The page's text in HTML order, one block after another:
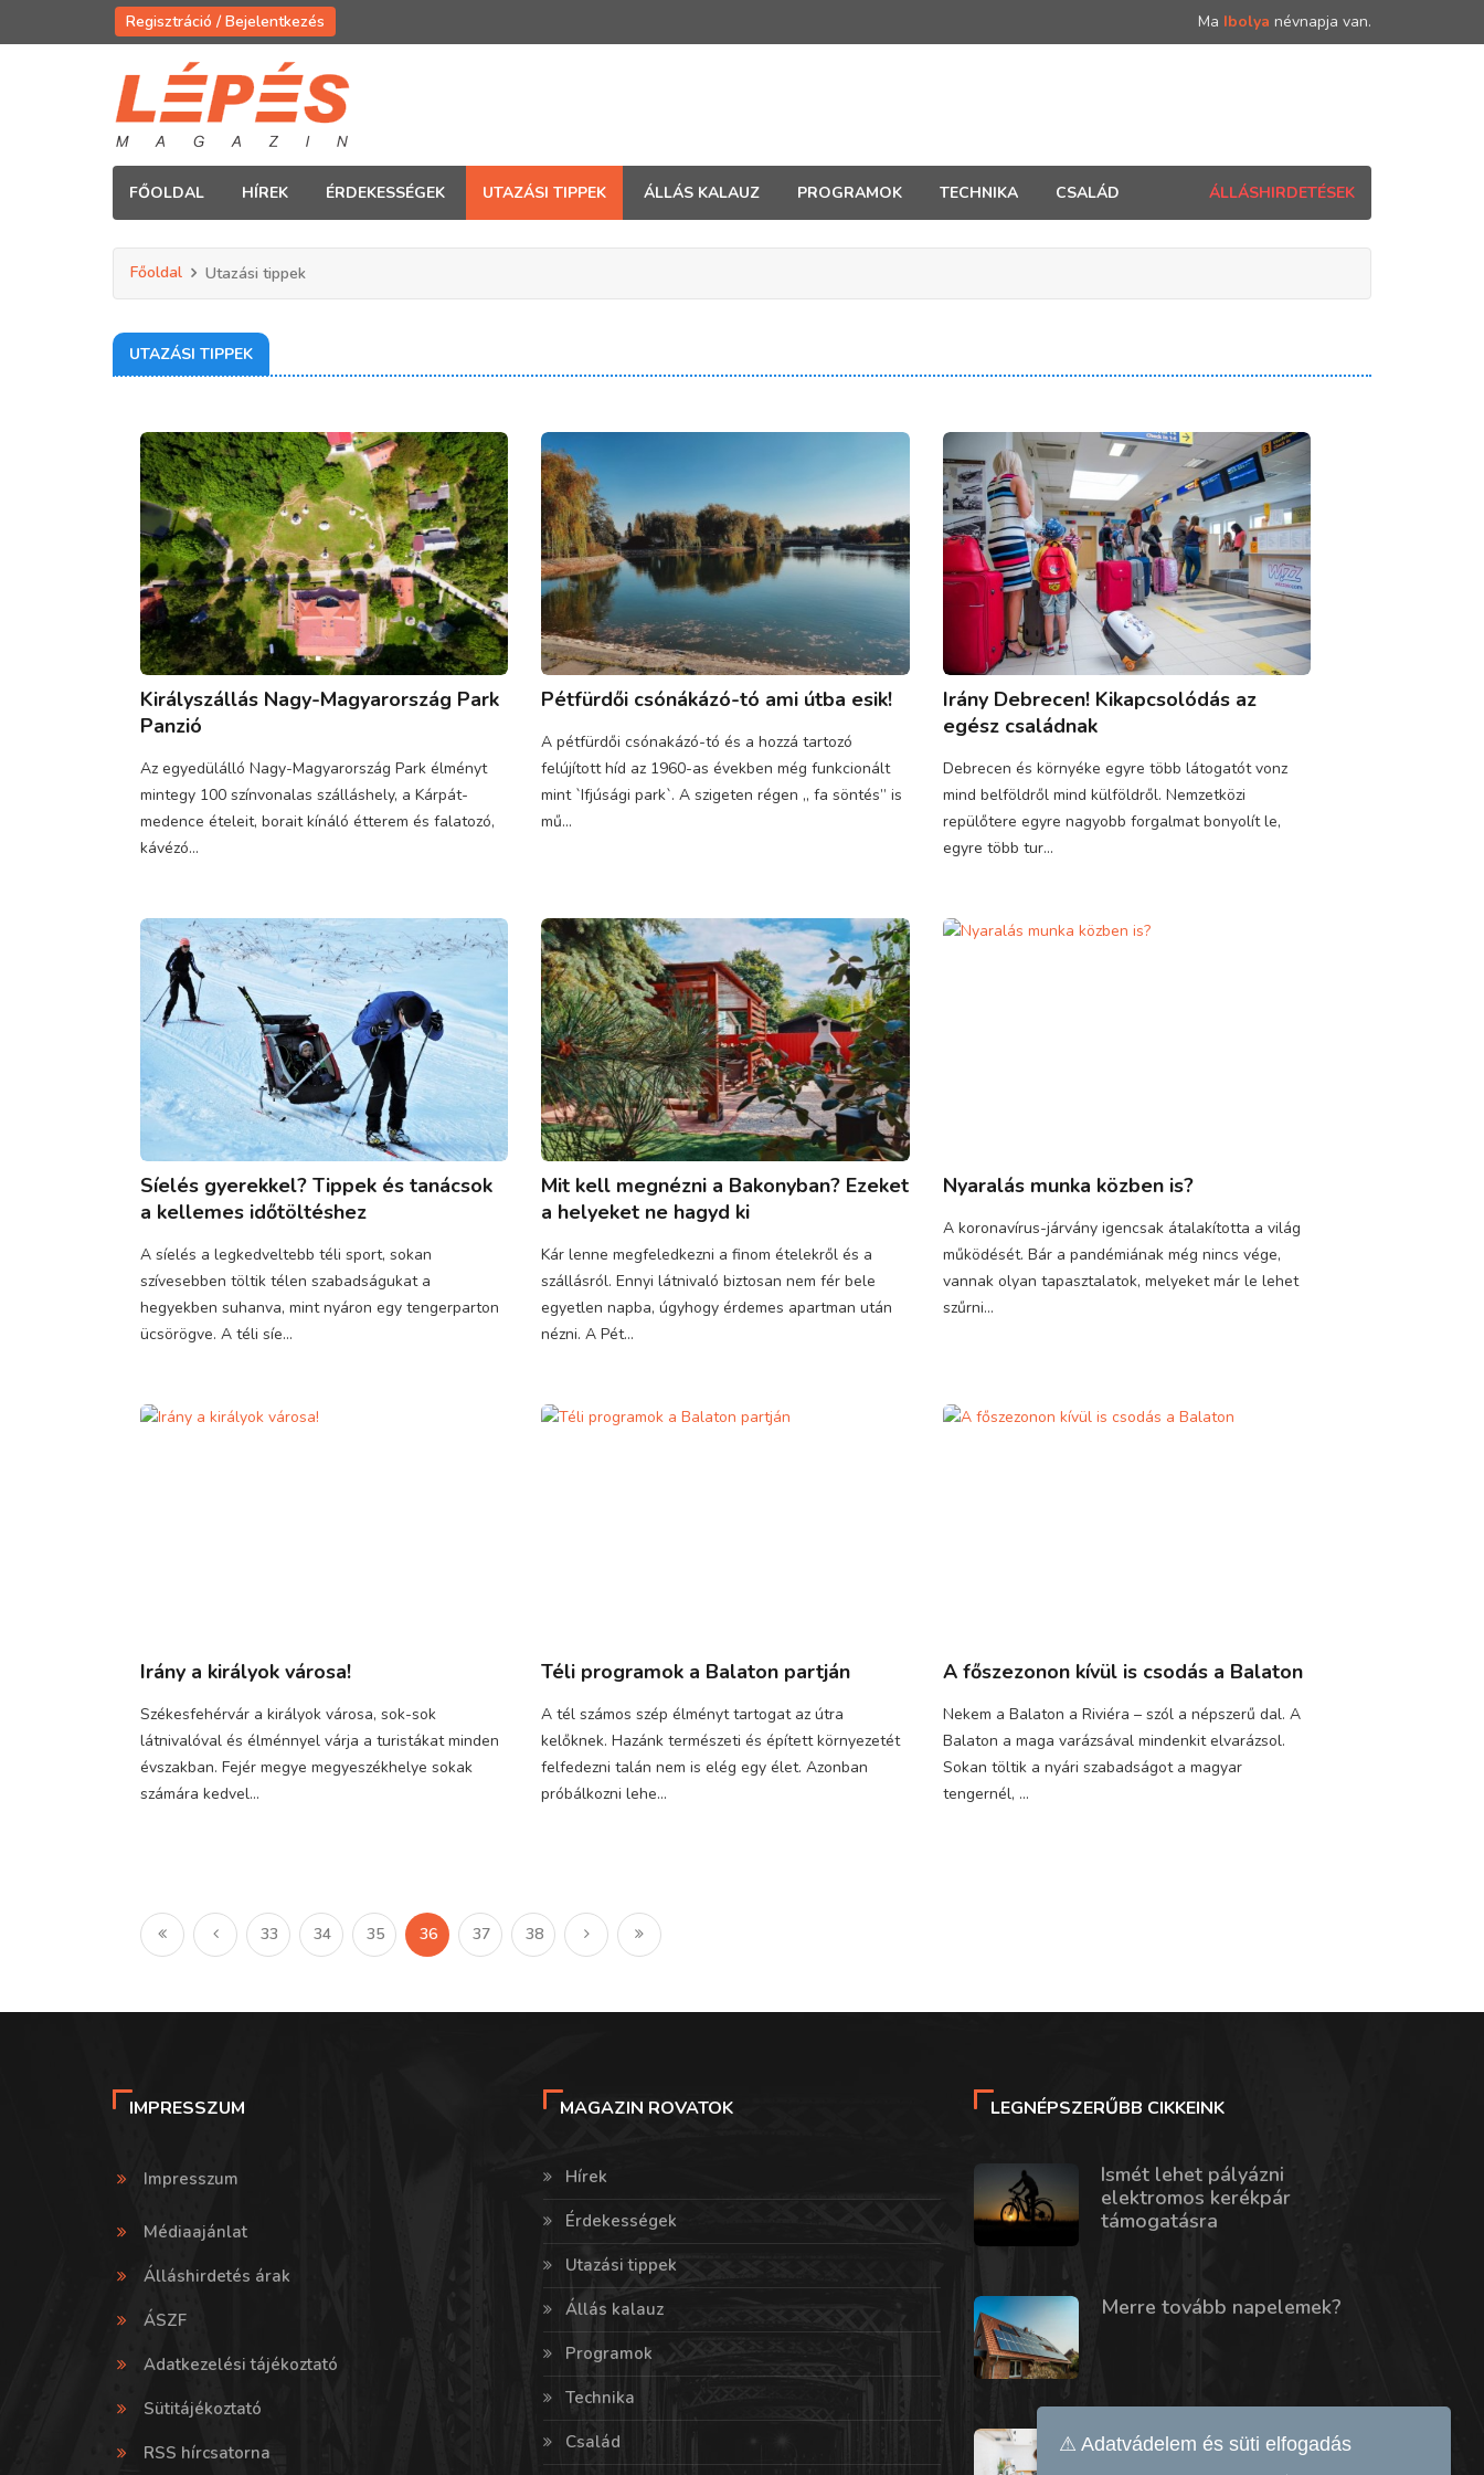
Regisztráció / Bejelentkezés Ma Ibolya névnapja van.
FŐOLDAL HÍREK ÉRDEKESSÉGEK UTAZÁSI TIPPEK ÁLLÁS KALAUZ PROGRAMOK TECHNIKA CSALÁD ÁLLÁSHIRDETÉSEK
Főoldal Utazási tippek
UTAZÁSI TIPPEK
Királyszállás Nagy-Magyarország Park
Panzió
Az egyedülálló Nagy-Magyarország Park élményt
mintegy 100 színvonalas szálláshely, a Kárpát-
medence ételeit, borait kínáló étterem és falatozó,
kávézó...
Pétfürdői csónákázó-tó ami útba esik!
A pétfürdői csónakázó-tó és a hozzá tartozó
felújított híd az 1960-as években még funkcionált
mint `Ifjúsági park`. A szigeten régen „ fa söntés” is
mű...
Irány Debrecen! Kikapcsolódás az
egész családnak
Debrecen és környéke egyre több látogatót vonz
mind belföldről mind külföldről. Nemzetközi
repülőtere egyre nagyobb forgalmat bonyolít le,
egyre több tur...
Síelés gyerekkel? Tippek és tanácsok
a kellemes időtöltéshez
A síelés a legkedveltebb téli sport, sokan
szívesebben töltik télen szabadságukat a
hegyekben suhanva, mint nyáron egy tengerparton
ücsörögve. A téli síe...
Mit kell megnézni a Bakonyban? Ezeket
a helyeket ne hagyd ki
Kár lenne megfeledkezni a finom ételekről és a
szállásról. Ennyi látnivaló biztosan nem fér bele
egyetlen napba, úgyhogy érdemes apartman után
nézni. A Pét...
Nyaralás munka közben is?
A koronavírus-járvány igencsak átalakította a világ
működését. Bár a pandémiának még nincs vége,
vannak olyan tapasztalatok, melyeket már le lehet
szűrni...
Irány a királyok városa!
Székesfehérvár a királyok városa, sok-sok
látnivalóval és élménnyel várja a turistákat minden
évszakban. Fejér megye megyeszékhelye sokak
számára kedvel...
Téli programok a Balaton partján
A tél számos szép élményt tartogat az útra
kelőknek. Hazánk természeti és épített környezetét
felfedezni talán nem is elég egy élet. Azonban
próbálkozni lehe...
A főszezonon kívül is csodás a Balaton
Nekem a Balaton a Riviéra – szól a népszerű dal. A
Balaton a maga varázsával mindenkit elvarázsol.
Sokan töltik a nyári szabadságot a magyar
tengernél, ...
33 34 35 36 37 38
IMPRESSZUM
Impresszum
Médiaajánlat
Álláshirdetés árak
ÁSZF
Adatkezelési tájékoztató
Sütitájékoztató
RSS hírcsatorna
MAGAZIN ROVATOK
Hírek
Érdekességek
Utazási tippek
Állás kalauz
Programok
Technika
Család
LEGNÉPSZERŰBB CIKKEINK
Ismét lehet pályázni
elektromos kerékpár
támogatásra
Merre tovább napelemek?
Mennyivel növeli a rezsit egy
⚠ Adatvádelem és süti elfogadás